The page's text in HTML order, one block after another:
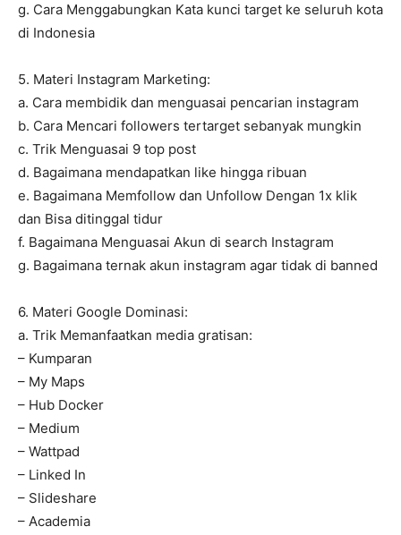
g. Cara Menggabungkan Kata kunci target ke seluruh kota
di Indonesia
5. Materi Instagram Marketing:
a. Cara membidik dan menguasai pencarian instagram
b. Cara Mencari followers tertarget sebanyak mungkin
c. Trik Menguasai 9 top post
d. Bagaimana mendapatkan like hingga ribuan
e. Bagaimana Memfollow dan Unfollow Dengan 1x klik
dan Bisa ditinggal tidur
f. Bagaimana Menguasai Akun di search Instagram
g. Bagaimana ternak akun instagram agar tidak di banned
6. Materi Google Dominasi:
a. Trik Memanfaatkan media gratisan:
– Kumparan
– My Maps
– Hub Docker
– Medium
– Wattpad
– Linked In
– Slideshare
– Academia